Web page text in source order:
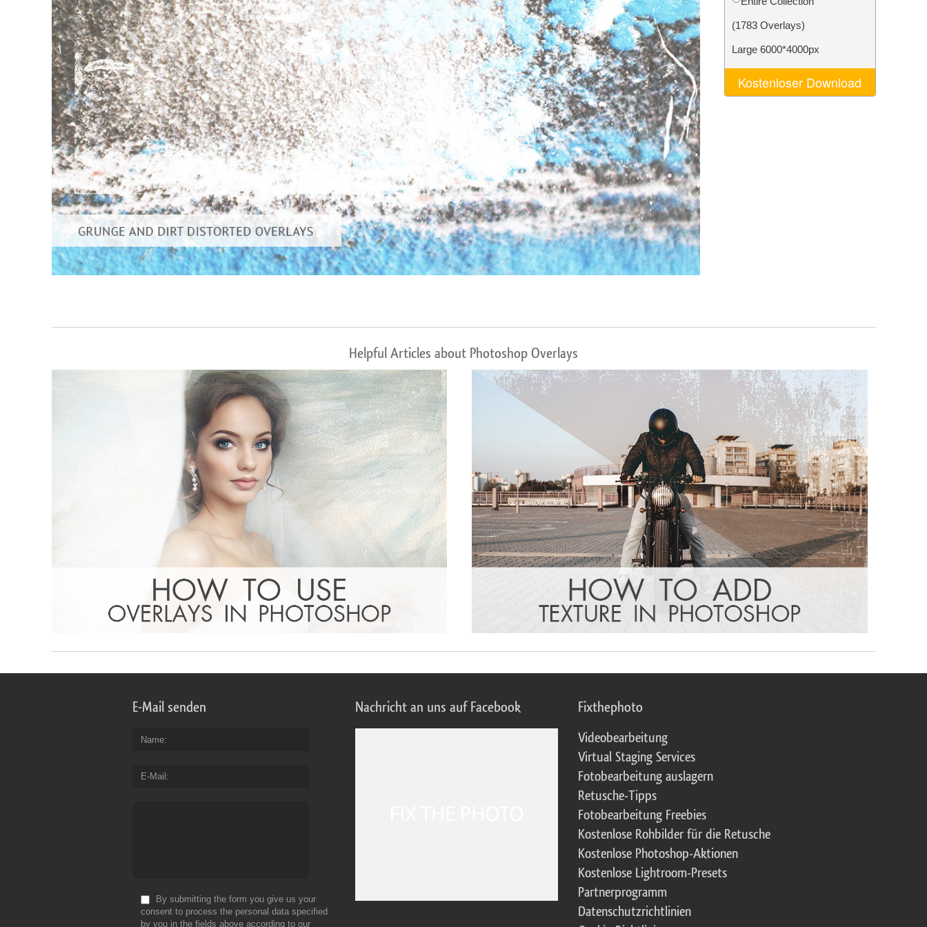
Produkt-Fotobearbeitung Schmuck-Fotobearbeitung KI-Trainingsdaten Video Editing Services
(1783 Overlays)
Large 6000*4000px
Kostenloser Download
Helpful Articles about Photoshop Overlays
E-Mail senden
Name
E-Mail
By submitting the form you give us your
consent to process the personal data specified
by you in the fields above according to our
Nachricht an uns auf Facebook Fixthephoto
Videobearbeitung
Virtual Staging Services
Fotobearbeitung auslagern
Retusche-Tipps
Fotobearbeitung Freebies
Kostenlose Rohbilder für die Retusche
Kostenlose Photoshop-Aktionen
Kostenlose Lightroom-Presets
Partnerprogramm
Datenschutzrichtlinien